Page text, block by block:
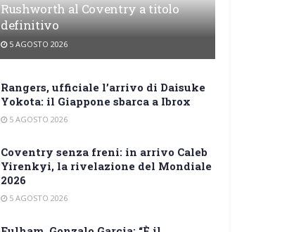
Rushworth al Coventry a titolo
definitivo
5 AGOSTO 2026
Rangers, ufficiale l’arrivo di Daisuke
Yokota: il Giappone sbarca a Ibrox
5 AGOSTO 2026
Coventry senza freni: in arrivo Caleb
Yirenkyi, la rivelazione del Mondiale
2026
5 AGOSTO 2026